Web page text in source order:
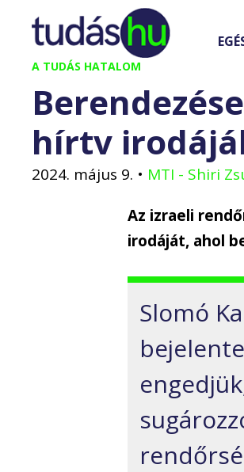
Kilépés
tartalomba
A TUDÁS HATALOM
hírtv
2024. május 9. • MTI - Shiri
Az izraeli
irodáját, ahol
Slomó